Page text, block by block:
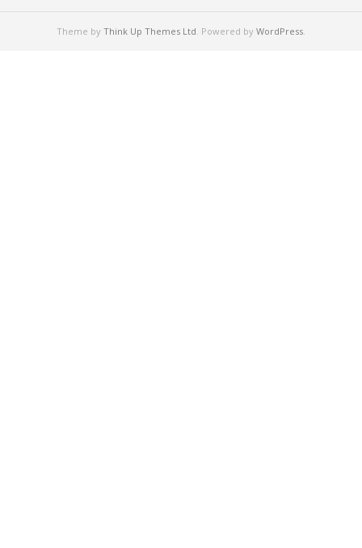
Theme by Think Up Themes Ltd. Powered by WordPress.